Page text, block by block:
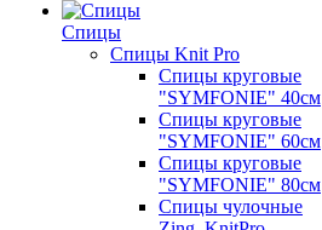
Спицы
Спицы Knit Pro
Спицы круговые
"SYMFONIE" 40см
Спицы круговые
"SYMFONIE" 60см
Спицы круговые
"SYMFONIE" 80см
Спицы чулочные